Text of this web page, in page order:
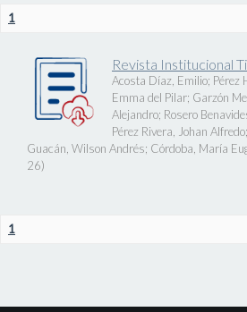
1
Revista Institucional
Acosta Díaz, Emilio; Pérez
Emma del Pilar; Garzón
Alejandro; Rosero
Pérez Rivera, Johan Alfredo;
Guacán, Wilson Andrés; Córdoba, María
26)
1